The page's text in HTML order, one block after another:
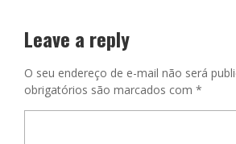
Leave a reply
O seu endereço de e-mail não será
obrigatórios são marcados com *